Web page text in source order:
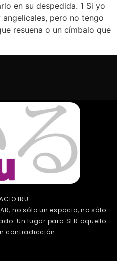
en su despedida. 1 Si yo
angelicales, pero no tengo
resuena o un címbalo que
IRU:
no sólo un espacio, no sólo
Un lugar para SER aquello
contradicción.